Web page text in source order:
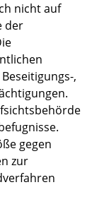
nicht auf
der
,
gegen
zur